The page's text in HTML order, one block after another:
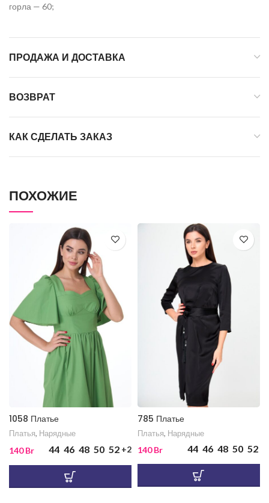
горла — 60;
ПРОДАЖА И ДОСТАВКА
ВОЗВРАТ
КАК СДЕЛАТЬ ЗАКАЗ
ПОХОЖИЕ
1058 Платье
Платья, Нарядные
140Br 44 46 48 50 52 +2
785 Платье
Платья, Нарядные
140Br 44 46 48 50 52